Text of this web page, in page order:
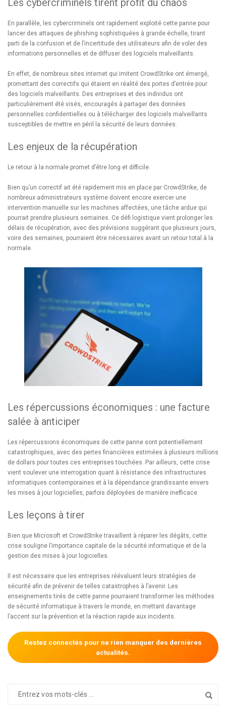
Les cybercriminels tirent profit du chaos
En parallèle, les cybercriminels ont rapidement exploité cette panne pour
lancer des attaques de phishing sophistiquées à grande échelle, tirant
parti de la confusion et de l’incertitude des utilisateurs afin de voler des
informations personnelles et de diffuser des logiciels malveillants.
En effet, de nombreux sites internet qui imitent CrowdStrike ont émergé,
promettant des correctifs qui étaient en réalité des portes d’entrée pour
des logiciels malveillants. Des entreprises et des individus ont
particulièrement été visés, encouragés à partager des données
personnelles confidentielles ou à télécharger des logiciels malveillants
susceptibles de mettre en péril la sécurité de leurs données.
Les enjeux de la récupération
Le retour à la normale promet d’être long et difficile.
Bien qu’un correctif ait été rapidement mis en place par CrowdStrike, de
nombreux administrateurs système doivent encore exercer une
intervention manuelle sur les machines affectées, une tâche ardue qui
pourrait prendre plusieurs semaines. Ce défi logistique vient prolonger les
délais de récupération, avec des prévisions suggérant que plusieurs jours,
voire des semaines, pourraient être nécessaires avant un retour total à la
normale.
Les répercussions économiques : une facture
salée à anticiper
Les répercussions économiques de cette panne sont potentiellement
catastrophiques, avec des pertes financières estimées à plusieurs millions
de dollars pour toutes ces entreprises touchées. Par ailleurs, cette crise
vient soulever une interrogation quant à résistance des infrastructures
informatiques contemporaines et à la dépendance grandissante envers
les mises à jour logicielles, parfois déployées de manière inefficace.
Les leçons à tirer
Bien que Microsoft et CrowdStrike travaillent à réparer les dégâts, cette
crise souligne l’importance capitale de la sécurité informatique et de la
gestion des mises à jour logicielles.
Il est nécessaire que les entreprises réévaluent leurs stratégies de
sécurité afin de prévenir de telles catastrophes à l’avenir. Les
enseignements tirés de cette panne pourraient transformer les méthodes
de sécurité informatique à travers le monde, en mettant davantage
l’accent sur la prévention et la réaction rapide aux incidents.
Restez connectés pour ne rien manquer des dernières
actualités.